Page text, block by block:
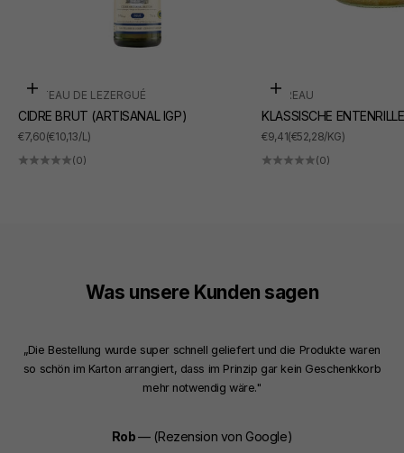
In den Warenkorb
CHÂTEAU DE LEZERGUÉ
CIDRE BRUT (ARTISANAL IGP)
ANGEBOT
€7,60(€10,13/L)
(0)
In den Warenkorb
SUDREAU
KLASSISCHE
ANGEBOT
€9,41(€52,28/KG)
(0)
Was unsere Kunden sagen
„Die Bestellung wurde super schnell geliefert und die Produkte waren
so schön im Karton arrangiert, dass im Prinzip gar kein Geschenkkorb
mehr notwendig wäre."
Rob— (Rezension von Google)